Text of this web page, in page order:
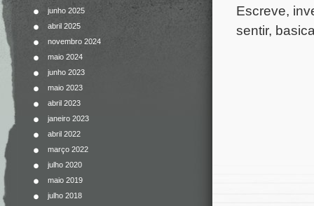
junho 2025
abril 2025
novembro 2024
maio 2024
junho 2023
maio 2023
abril 2023
janeiro 2023
abril 2022
março 2022
julho 2020
maio 2019
julho 2018
Escreve,
sentir,